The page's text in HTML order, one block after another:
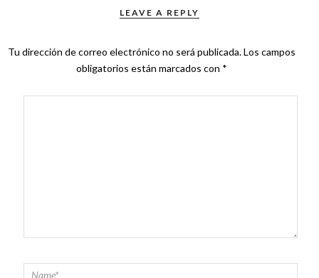
LEAVE A REPLY
Tu dirección de correo electrónico no será publicada.Los campos
obligatorios están marcados con *